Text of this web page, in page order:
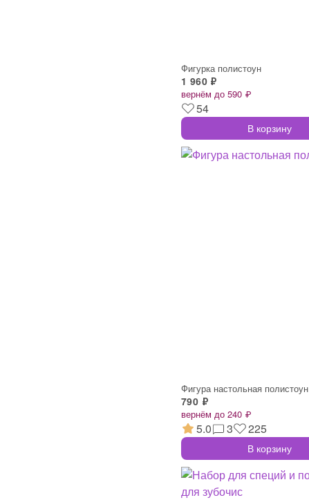
Фигурка полистоун
1 960 ₽
вернём до 590 ₽
54
В корзину
Фигура настольная полистоун
790 ₽
вернём до 240 ₽
5.0 3 225
В корзину